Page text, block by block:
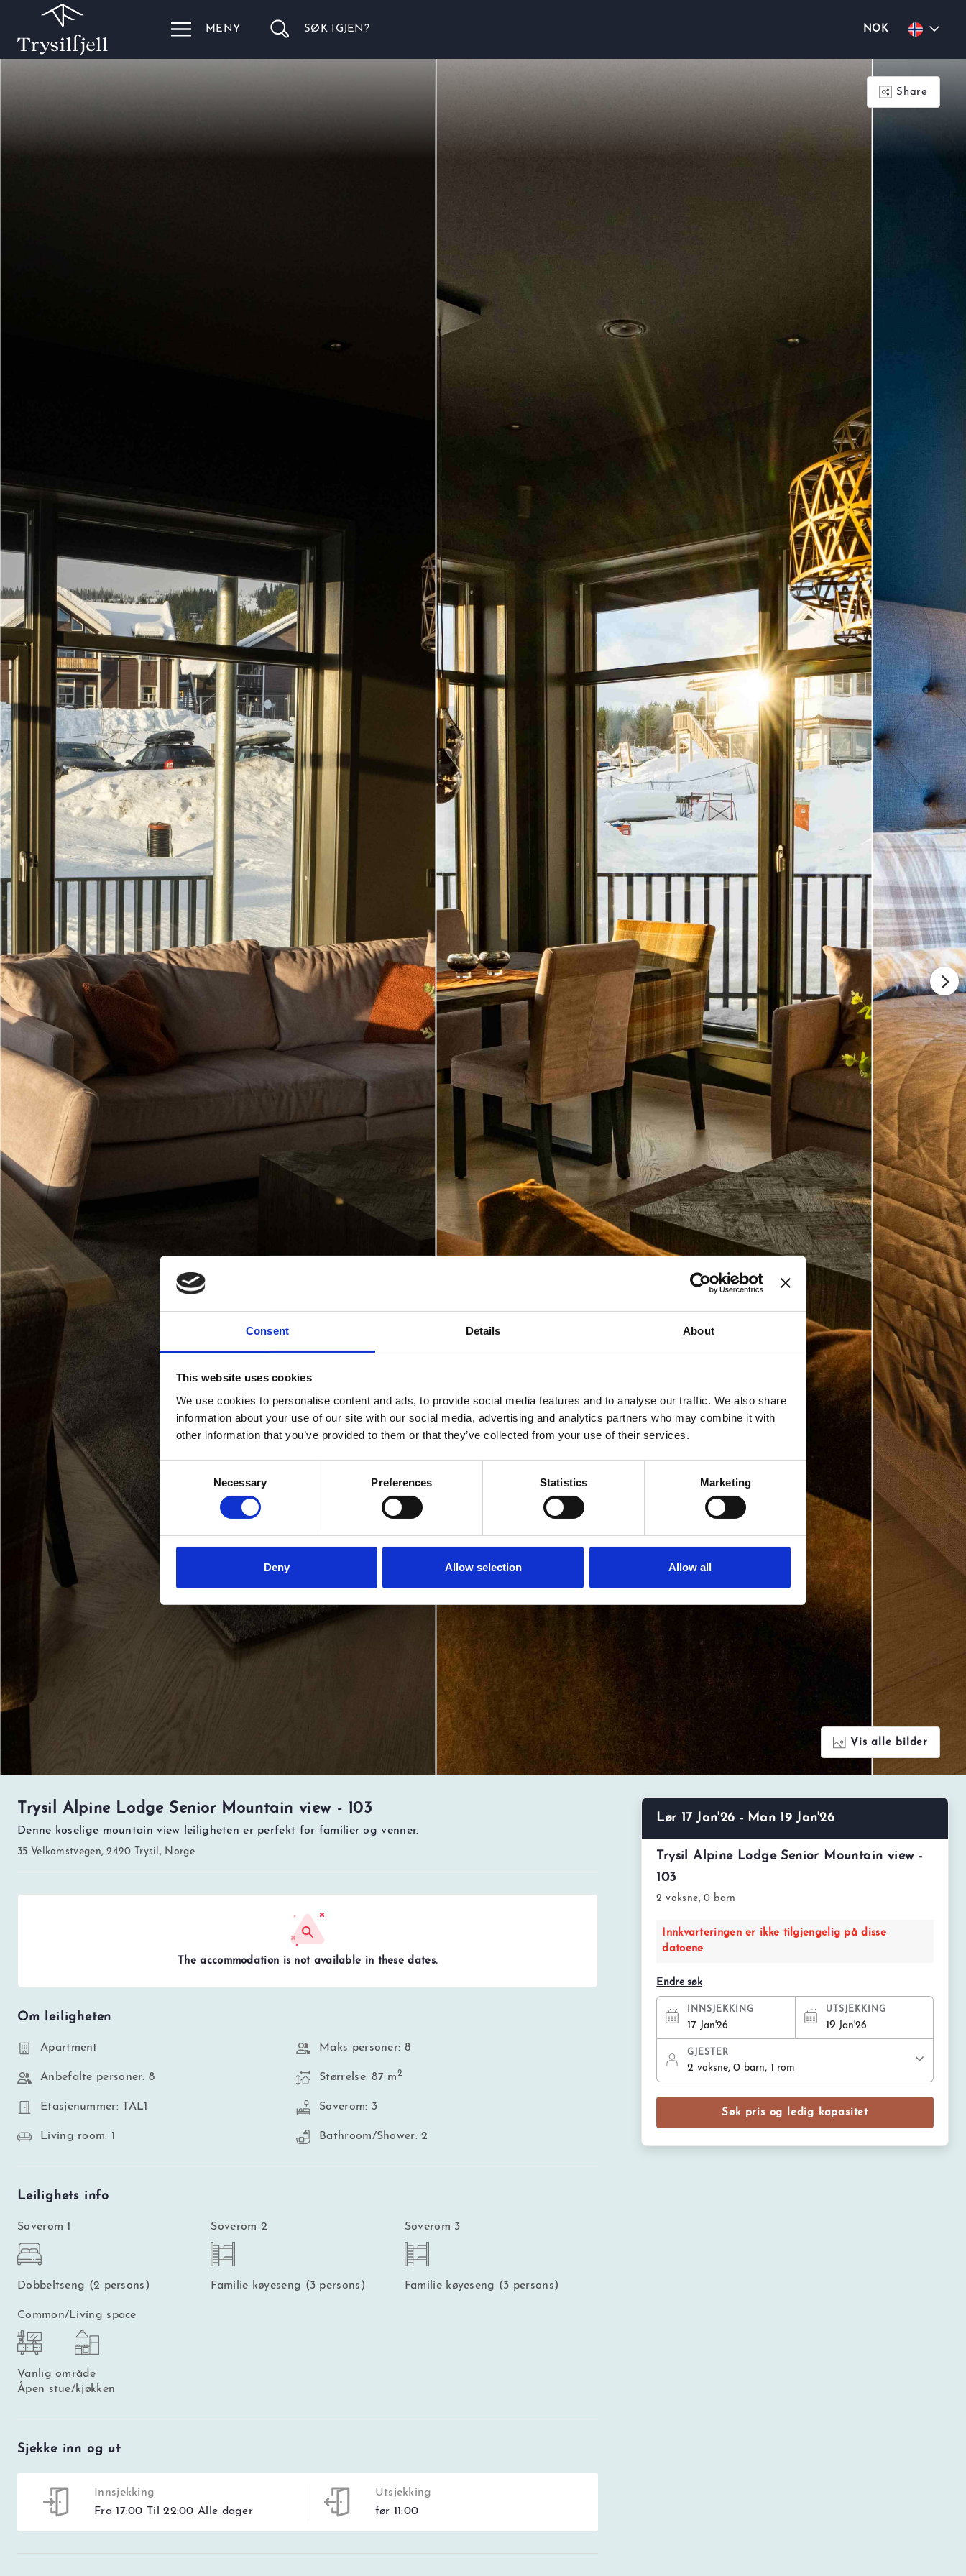
Consent Details About
This website uses cookies
We use cookies to personalise content and ads, to provide social media features and to analyse our traffic. We also share
information about your use of our site with our social media, advertising and analytics partners who may combine it with
other information that you’ve provided to them or that they’ve collected from your use of their services.
Necessary Preferences Statistics Marketing
Deny Allow selection Allow all
MENY SØK IGJEN? NOK
Share
Vis alle bilder
Trysil Alpine Lodge Senior Mountain view - 103
Denne koselige mountain view leiligheten er perfekt for familier og venner.
35 Velkomstvegen, 2420 Trysil, Norge
The accommodation is not available in these dates.
Om leiligheten
Apartment Maks personer: 8
Anbefalte personer: 8 Størrelse: 87 m2
Etasjenummer: TAL1 Soverom: 3
Living room: 1 Bathroom/Shower: 2
Leilighets info
Soverom 1
Dobbeltseng (2 persons)
Soverom 2
Familie køyeseng (3 persons)
Soverom 3
Familie køyeseng (3 persons)
Common/Living space
Vanlig område
Åpen stue/kjøkken
Sjekke inn og ut
Innsjekking
Fra 17:00 Til 22:00 Alle dager
Utsjekking
før 11:00
Lør 17 Jan'26 - Man 19 Jan'26
Trysil Alpine Lodge Senior Mountain view -
103
2 voksne, 0 barn
Innkvarteringen er ikke tilgjengelig på disse
datoene
Endre søk
INNSJEKKING
17 Jan'26
UTSJEKKING
19 Jan'26
GJESTER
2voksne, 0 barn, 1 rom
Søk pris og ledig kapasitet